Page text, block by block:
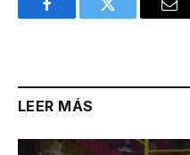
FacebookTwitter
LEER MÁS